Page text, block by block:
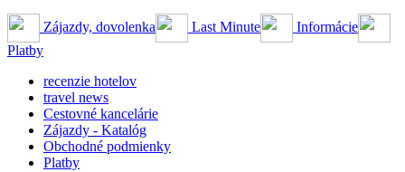
Zájazdy, dovolenka Last Minute
Informácie
Platby
recenzie hotelov
travel news
Cestovné kancelárie
Zájazdy - Katalóg
Obchodné podmienky
Platby